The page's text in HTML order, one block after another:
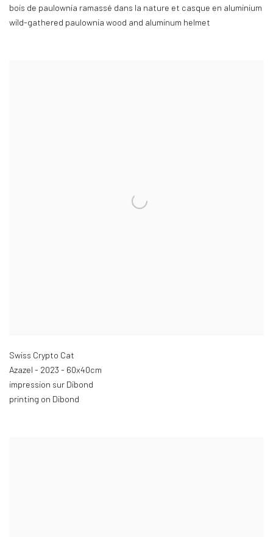
bois de paulownia ramassé dans la nature et casque en aluminium
wild-gathered paulownia wood and aluminum helmet
Swiss Crypto Cat
Azazel - 2023 - 60x40cm
impression sur Dibond
printing on Dibond